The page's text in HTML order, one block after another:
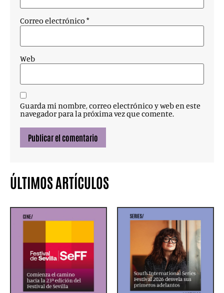
Correo electrónico *
Web
Guarda mi nombre, correo electrónico y web en este
navegador para la próxima vez que comente.
ÚLTIMOS ARTÍCULOS